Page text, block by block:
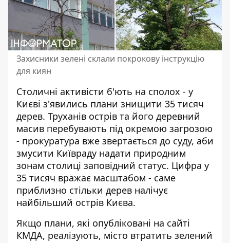
Захисники зелені склали покрокову інструкцію
для киян
Столичні активісти б'ють на сполох - у
Києві з'явились плани знищити 35 тисяч
дерев. Труханів острів та його деревний
масив перебувають під окремою загрозою
- прокуратура вже звертається до суду, аби
змусити Київраду надати природним
зонам столиці заповідний статус. Цифра у
35 тисяч вражає масштабом - саме
приблизно стільки дерев налічує
найбільший острів Києва.
Якщо плани, які опубліковані на сайті
КМДА, реалізують, місто втратить зелений